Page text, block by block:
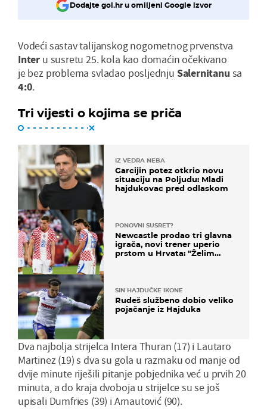
Dodajte gol.hr u omiljeni Google izvor
Vodeći sastav talijanskog nogometnog prvenstva
Inter u susretu 25. kola kao domaćin očekivano
je bez problema svladao posljednju Salernitanu sa
4:0.
Tri vijesti o kojima se priča
IZ VEDRA NEBA
Garcijin potez otkrio novu
situaciju na Poljudu: Mladi
hajdukovac pred odlaskom
PONOVNI SUSRET?
Newcastle prodao tri glavna
igrača, novi trener uperio
prstom u Hrvata: "Želim
SIN HAJDUČKE IKONE
Rudeš službeno dobio veliko
pojačanje iz Hajduka
Dva najbolja strijelca Intera Thuran (17) i Lautaro
Martinez (19) s dva su gola u razmaku od manje od
dvije minute riješili pitanje pobjednika već u prvih 20
minuta, a do kraja dvoboja u strijelce su se još
upisali Dumfries (39) i Arnautović (90).